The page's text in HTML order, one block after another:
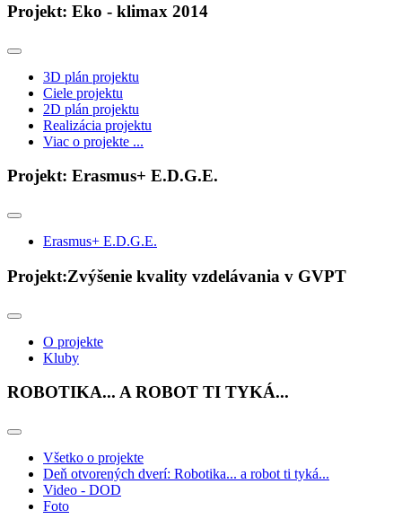
Projekt: Eko - klimax 2014
3D plán projektu
Ciele projektu
2D plán projektu
Realizácia projektu
Viac o projekte ...
Projekt: Erasmus+ E.D.G.E.
Erasmus+ E.D.G.E.
Projekt:Zvýšenie kvality vzdelávania v GVPT
O projekte
Kluby
ROBOTIKA... A ROBOT TI TYKÁ...
Všetko o projekte
Deň otvorených dverí: Robotika... a robot ti tyká...
Video - DOD
Foto